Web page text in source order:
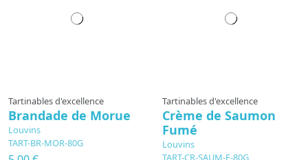
Tartinables d'excellence
Brandade de Morue
Louvins
TART-BR-MOR-80G
Tartinables d'excellence
Crème de Saumon
Fumé
Louvins
TART-CR-SAUM-F-80G